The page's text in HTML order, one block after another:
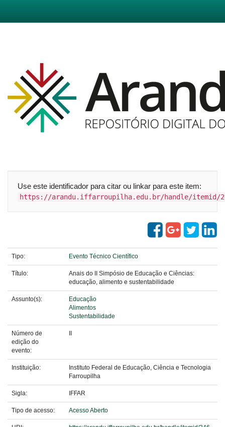
Use este identificador para citar ou linkar para este item:
https://arandu.iffarroupilha.edu.br/handle/itemid/
Tipo: Evento Técnico Científico
Título:
Anais do II Simpósio de Educação e Ciências:
educação, alimento e sustentabilidade
Assunto(s):
Educação
Alimentos
Sustentabilidade
Número de
edição do
evento:
Instituição:
Instituto Federal de Educação, Ciência e Tecnologia
Farroupilha
Sigla: IFFAR
Tipo de acesso: Acesso Aberto